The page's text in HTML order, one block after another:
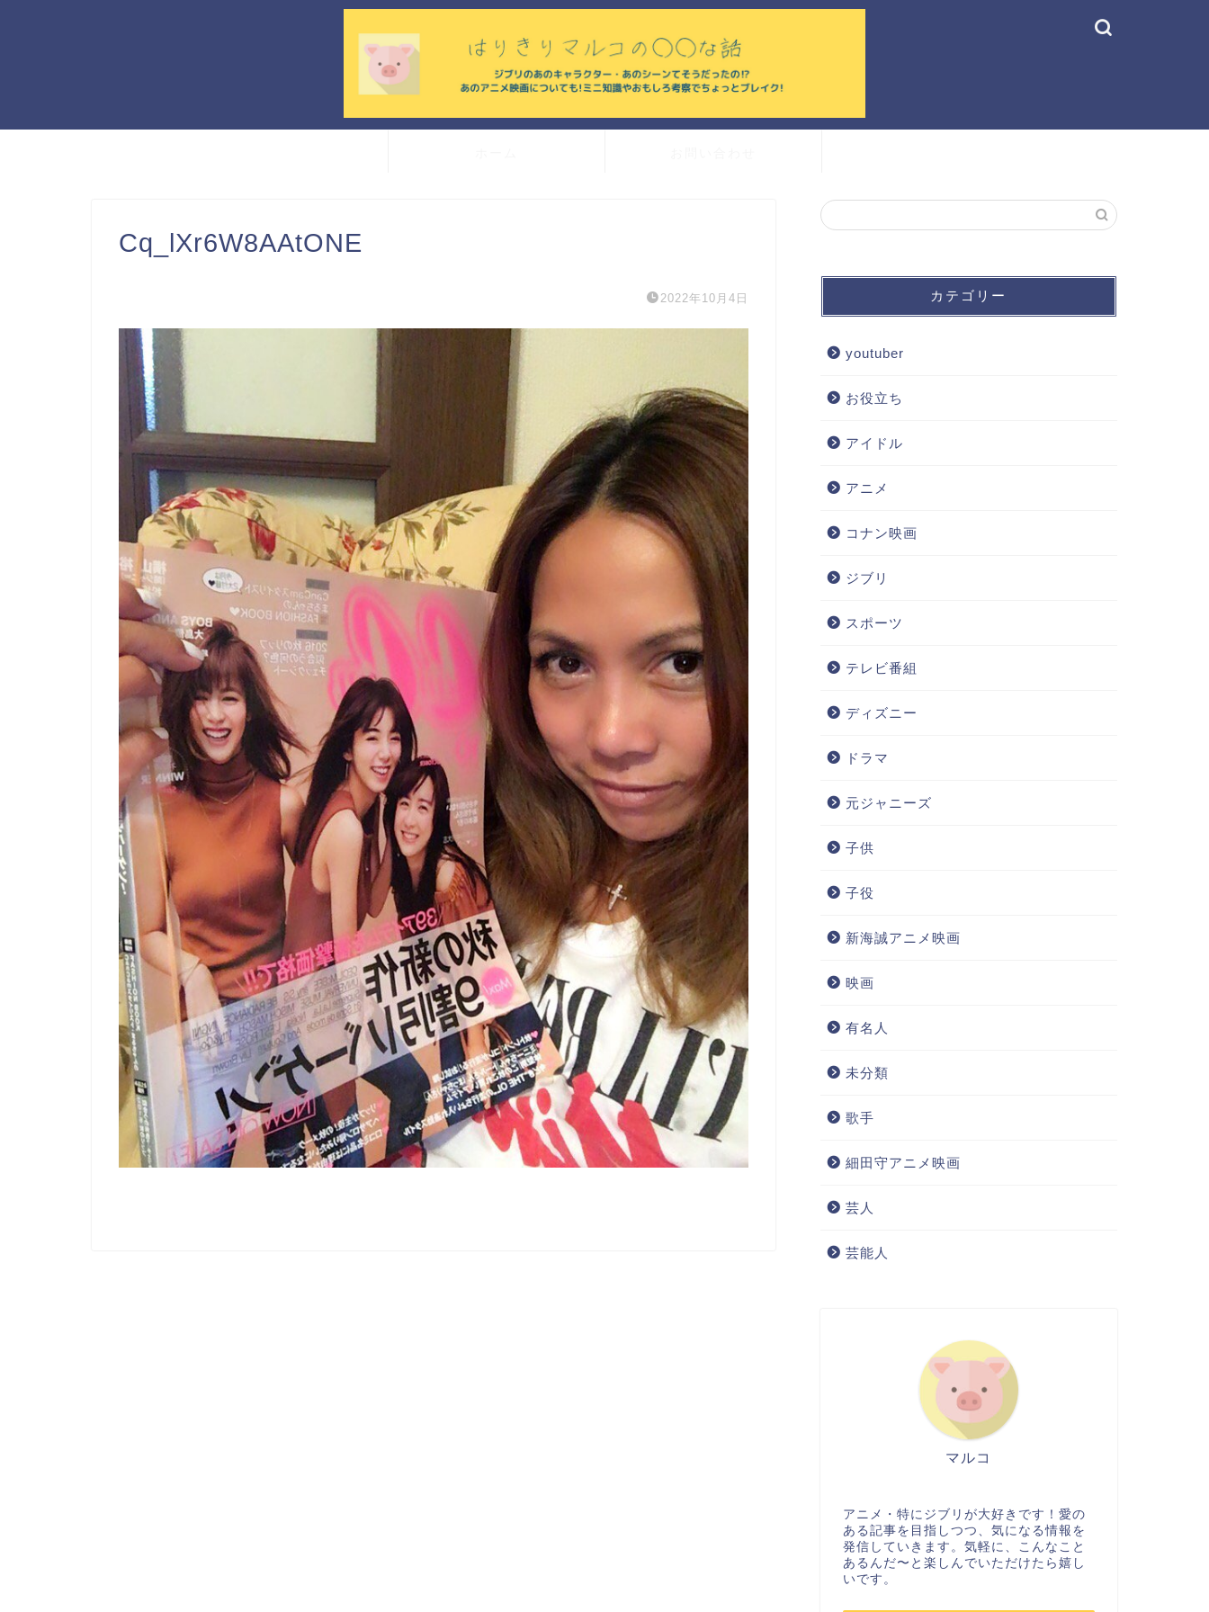
Cq_lXr6W8AAtONE
2022年10月4日 カテゴリー
youtuber
お役立ち
アイドル
アニメ
コナン映画
ジブリ
スポーツ
テレビ番組
ディズニー
ドラマ
元ジャニーズ
子供
子役
新海誠アニメ映画
映画
有名人
未分類
歌手
細田守アニメ映画
芸人
芸能人
マルコ
アニメ・特にジブリが大好きです！愛の
ある記事を目指しつつ、気になる情報を
発信していきます。気軽に、こんなこと
あるんだ〜と楽しんでいただけたら嬉し
いです。